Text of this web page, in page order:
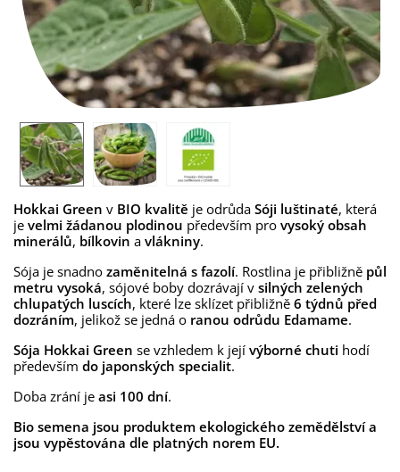
Hokkai Green v BIO kvalitě je odrůda Sóji luštinaté, která
je velmi žádanou plodinou především pro vysoký obsah
minerálů, bílkovin a vlákniny.
Sója je snadno zaměnitelná s fazolí. Rostlina je přibližně půl
metru vysoká, sójové boby dozrávají v silných zelených
chlupatých luscích, které lze sklízet přibližně 6 týdnů před
dozráním, jelikož se jedná o ranou odrůdu Edamame.
Sója Hokkai Green se vzhledem k její výborné chuti hodí
především do japonských specialit.
Doba zrání je asi 100 dní.
Bio semena jsou produktem ekologického zemědělství a
jsou vypěstována dle platných norem EU.